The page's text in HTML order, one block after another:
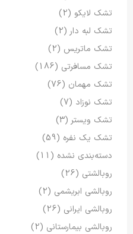
تشک لایکو (2)
تشک لبه دار (2)
تشک ماتریس (2)
تشک مسافرتی (186)
تشک مهمان (76)
تشک نوزاد (7)
تشک ویستر (3)
تشک یک نفره (59)
دسته‌بندی نشده (11)
روبالشتی (26)
روبالشی ابریشمی (2)
روبالشی ایرانی (26)
روبالشی بیمارستانی (2)